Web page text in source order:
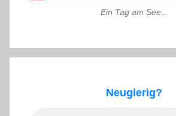
Ein Tag am See...
Neugierig?